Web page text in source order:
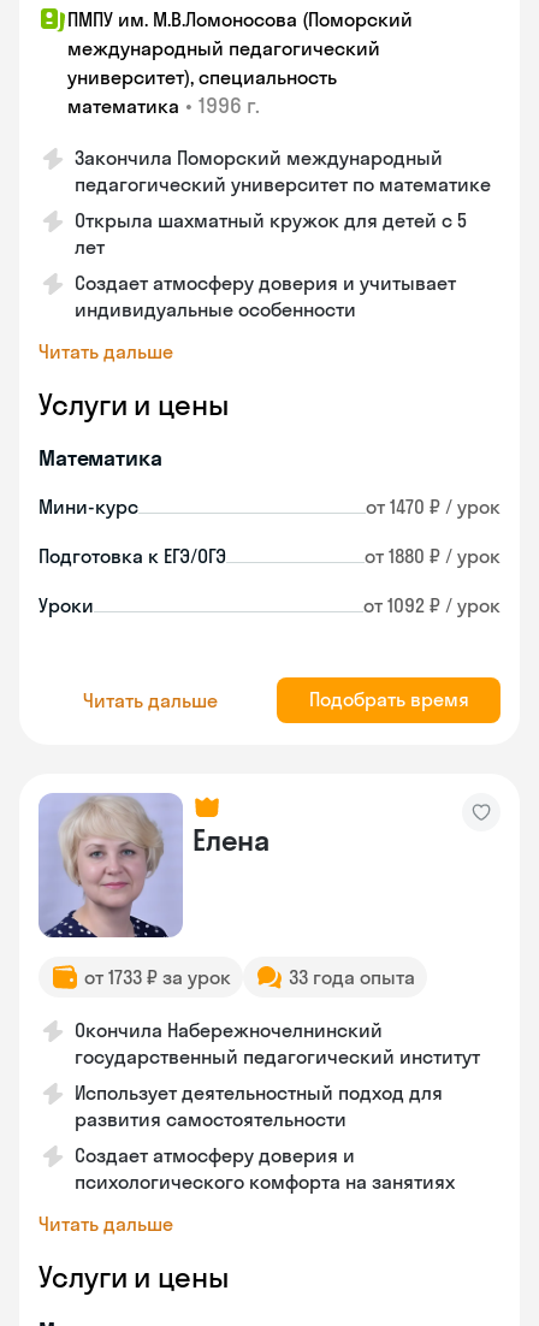
ПМПУ им. М.В.Ломоносова (Поморский
международный педагогический
университет), специальность
математика • 1996 г.
Закончила Поморский международный
педагогический университет по математике
Открыла шахматный кружок для детей с 5
лет
Создает атмосферу доверия и учитывает
индивидуальные особенности
Читать дальше
Услуги и цены
Математика
Мини-курс от 1470 ₽ / урок
Подготовка к ЕГЭ/ОГЭ от 1880 ₽ / урок
Уроки от 1092 ₽ / урок
Читать дальше Подобрать время
Елена
от 1733 ₽ за урок 33 года опыта
Окончила Набережночелнинский
государственный педагогический институт
Использует деятельностный подход для
развития самостоятельности
Создает атмосферу доверия и
психологического комфорта на занятиях
Читать дальше
Услуги и цены